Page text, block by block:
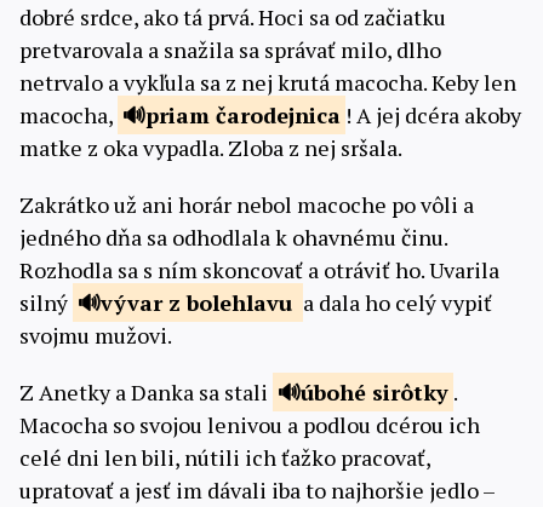
dobré srdce, ako tá prvá. Hoci sa od začiatku
pretvarovala a snažila sa správať milo, dlho
netrvalo a vykľula sa z nej krutá macocha. Keby len
macocha,
priam čarodejnica ! A jej dcéra akoby
matke z oka vypadla. Zloba z nej sršala.
Zakrátko už ani horár nebol macoche po vôli a
jedného dňa sa odhodlala k ohavnému činu.
Rozhodla sa s ním skoncovať a otráviť ho. Uvarila
silný
vývar z bolehlavu a dala ho celý vypiť
svojmu mužovi.
Z Anetky a Danka sa stali
úbohé sirôtky .
Macocha so svojou lenivou a podlou dcérou ich
celé dni len bili, nútili ich ťažko pracovať,
upratovať a jesť im dávali iba to najhoršie jedlo –